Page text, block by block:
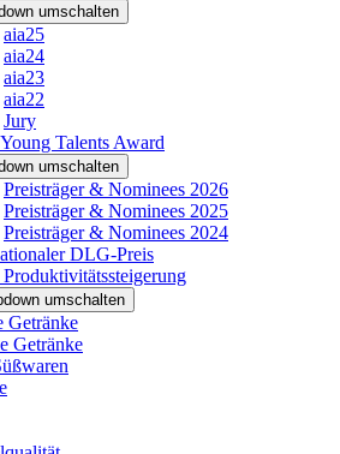
umschalten
aia25
aia24
aia23
aia22
Jury
Talents Award
umschalten
Preisträger & Nominees 2026
Preisträger & Nominees 2025
Preisträger & Nominees 2024
DLG-Preis
umschalten
Getränke
Getränke